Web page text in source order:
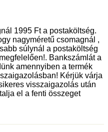
1995 Ft a postaköltség.
nagyméretű csomagnál ,
súlynál a postaköltség
Bankszámlát a
amennyiben a termék
Kérjük várja
visszaigazolás után
el a fenti összeget